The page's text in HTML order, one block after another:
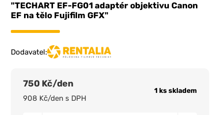
"TECHART EF-FG01 adaptér objektivu Canon
EF na tělo Fujifilm GFX"
Dodavatel:
750 Kč/den
908 Kč/den s DPH
1 ks skladem